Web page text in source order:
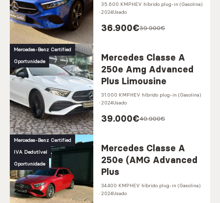
35.600 KMPHEV híbrido plug-in (Gasolina)
2024Usado
39.900€
36.900€
Mercedes-Benz Certified
Oportunidade
Mercedes Classe A
250e Amg Advanced
Plus Limousine
31.000 KMPHEV híbrido plug-in (Gasolina)
2024Usado
40.900€
39.000€
Mercedes-Benz Certified
IVA Dedutível
Oportunidade
Mercedes Classe A
250e (AMG Advanced
Plus
34.400 KMPHEV híbrido plug-in (Gasolina)
2024Usado